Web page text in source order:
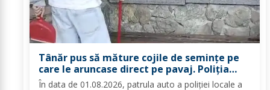
Tânăr pus să măture cojile de seminţe pe
care le aruncase direct pe pavaj. Poliţia
Locală Dorohoi: Respectul față de spațiul
În data de 01.08.2026, patrula auto a poliției locale a